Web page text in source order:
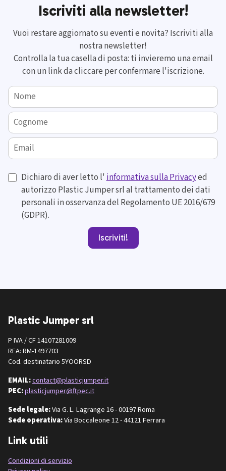
Iscriviti alla newsletter!
Vuoi restare aggiornato su eventi e novita? Iscriviti alla
nostra newsletter!
Controlla la tua casella di posta: ti invieremo una email
con un link da cliccare per confermare l'iscrizione.
Dichiaro di aver letto l'informativa sulla Privacyed
autorizzo Plastic Jumper srl al trattamento dei dati
personali in osservanza del Regolamento UE 2016/679
(GDPR).
Iscriviti!
Plastic Jumper srl
P IVA / CF 14107281009
REA: RM-1497703
Cod. destinatario 5YOORSD
EMAIL:contact@plasticjumper.it
PEC:plasticjumper@ftpec.it
Sede legale:Via G. L. Lagrange 16 - 00197 Roma
Sede operativa:Via Boccaleone 12 - 44121 Ferrara
Link utili
Condizioni di servizio